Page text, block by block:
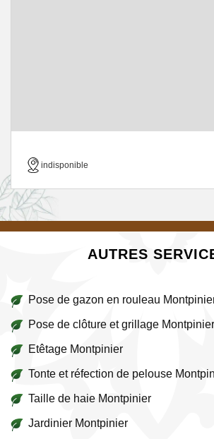
indisponible
AUTRES
Pose de gazon en rouleau
Pose de clôture et grillage Montpinier
Etêtage Montpinier
Tonte et réfection de pelouse
Taille de haie Montpinier
Jardinier Montpinier